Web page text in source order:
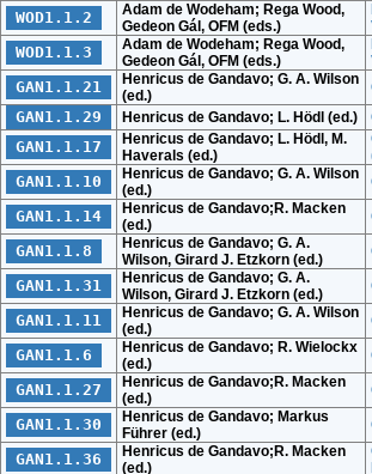
WOD1.1.2
Adam de Wodeham; Rega Wood,
Gedeon Gál, OFM (eds.)
WOD1.1.3
Adam de Wodeham; Rega Wood,
Gedeon Gál, OFM (eds.)
GAN1.1.21
Henricus de Gandavo; G. A. Wilson
(ed.)
GAN1.1.29 Henricus de Gandavo; L. Hödl (ed.)
GAN1.1.17
Henricus de Gandavo; L. Hödl, M.
Haverals (ed.)
GAN1.1.10
Henricus de Gandavo; G. A. Wilson
(ed.)
GAN1.1.14
Henricus de Gandavo;R. Macken
(ed.)
GAN1.1.8
Henricus de Gandavo; G. A.
Wilson, Girard J. Etzkorn (ed.)
GAN1.1.31
Henricus de Gandavo; G. A.
Wilson, Girard J. Etzkorn (ed.)
GAN1.1.11
Henricus de Gandavo; G. A. Wilson
(ed.)
GAN1.1.6
Henricus de Gandavo; R. Wielockx
(ed.)
GAN1.1.27
Henricus de Gandavo;R. Macken
(ed.)
GAN1.1.30
Henricus de Gandavo; Markus
Führer (ed.)
GAN1.1.36
Henricus de Gandavo;R. Macken
(ed.)